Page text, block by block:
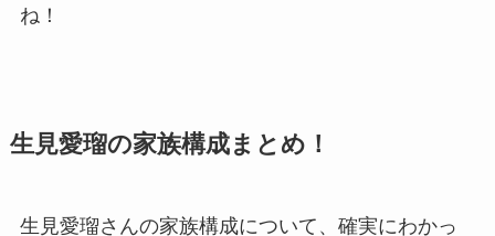
ね！
生見愛瑠の家族構成まとめ！
生見愛瑠さんの家族構成について、確実にわかっ